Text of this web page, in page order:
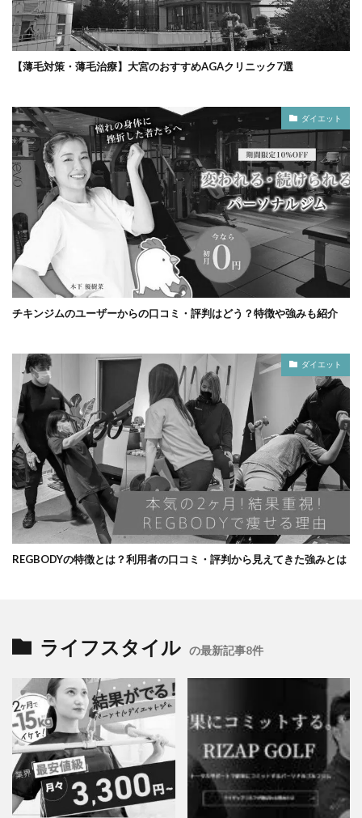
【薄毛対策・薄毛治療】大宮のおすすめAGAクリニック7選
ダイエット
チキンジムのユーザーからの口コミ・評判はどう？特徴や強みも紹介
ダイエット
REGBODYの特徴とは？利用者の口コミ・評判から見えてきた強みとは
ライフスタイル の最新記事8件